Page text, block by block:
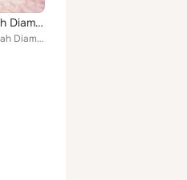
Angel (feat. Hannah Diamond)
Donatachi feat. Hannah Diamond